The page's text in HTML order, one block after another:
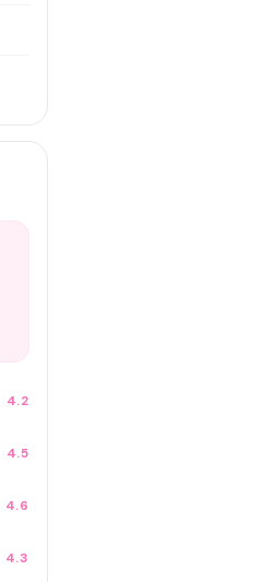
4.2
4.5
4.6
4.3